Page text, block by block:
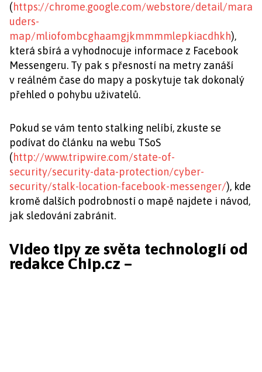
(https://chrome.google.com/webstore/detail/mara
uders-
map/mliofombcghaamgjkmmmmlepkiacdhkh),
která sbírá a vyhodnocuje informace z Facebook
Messengeru. Ty pak s přesností na metry zanáší
v reálném čase do mapy a poskytuje tak dokonalý
přehled o pohybu uživatelů.
Pokud se vám tento stalking nelíbí, zkuste se
podívat do článku na webu TSoS
(http://www.tripwire.com/state-of-
security/security-data-protection/cyber-
security/stalk-location-facebook-messenger/), kde
kromě dalších podrobností o mapě najdete i návod,
jak sledování zabránit.
Video tipy ze světa technologií od
redakce Chip.cz –